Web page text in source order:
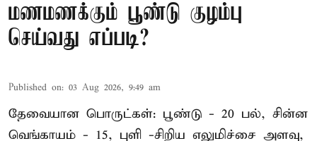
மணமணக்கும் பூண்டு குழம்பு
செய்வது எப்படி?
Published on: 03 Aug 2026, 9:49 am
தேவையான பொருட்கள்: பூண்டு - 20 பல், சின்ன
வெங்காயம் - 15, புளி -சிறிய எலுமிச்சை அளவு,